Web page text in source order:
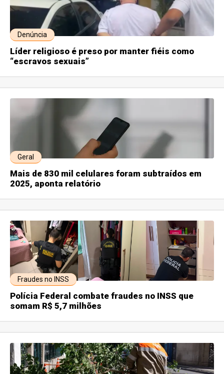
Denúncia
Líder religioso é preso por manter fiéis como
“escravos sexuais”
Geral
Mais de 830 mil celulares foram subtraídos em
2025, aponta relatório
Fraudes no INSS
Polícia Federal combate fraudes no INSS que
somam R$ 5,7 milhões